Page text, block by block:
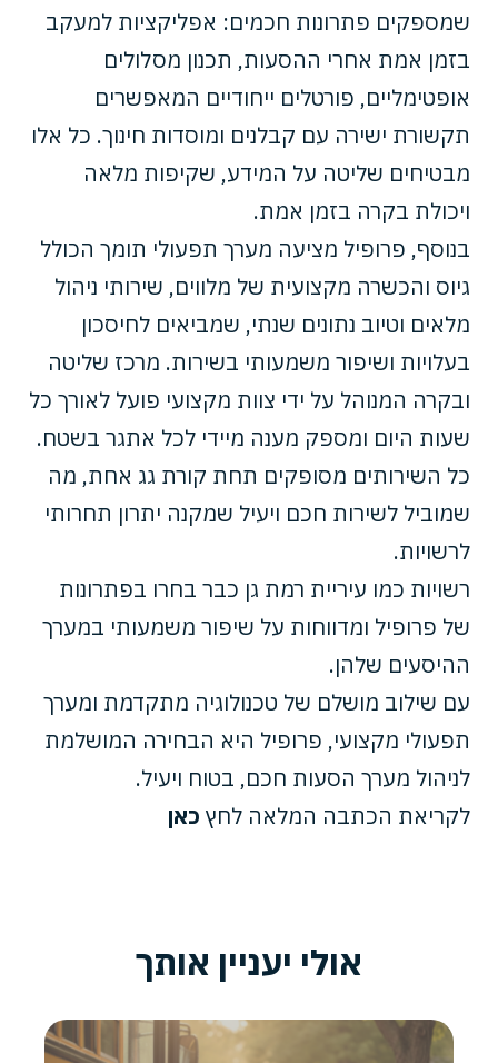
שמספקים פתרונות חכמים: אפליקציות למעקב
בזמן אמת אחרי ההסעות, תכנון מסלולים
אופטימליים, פורטלים ייחודיים המאפשרים
תקשורת ישירה עם קבלנים ומוסדות חינוך. כל אלו
מבטיחים שליטה על המידע, שקיפות מלאה
ויכולת בקרה בזמן אמת.
בנוסף, פרופיל מציעה מערך תפעולי תומך הכולל
גיוס והכשרה מקצועית של מלווים, שירותי ניהול
מלאים וטיוב נתונים שנתי, שמביאים לחיסכון
בעלויות ושיפור משמעותי בשירות. מרכז שליטה
ובקרה המנוהל על ידי צוות מקצועי פועל לאורך כל
שעות היום ומספק מענה מיידי לכל אתגר בשטח.
כל השירותים מסופקים תחת קורת גג אחת, מה
שמוביל לשירות חכם ויעיל שמקנה יתרון תחרותי
לרשויות.
רשויות כמו עיריית רמת גן כבר בחרו בפתרונות
של פרופיל ומדווחות על שיפור משמעותי במערך
ההיסעים שלהן.
עם שילוב מושלם של טכנולוגיה מתקדמת ומערך
תפעולי מקצועי, פרופיל היא הבחירה המושלמת
לניהול מערך הסעות חכם, בטוח ויעיל.
לקריאת הכתבה המלאה לחץ כאן
אולי יעניין אותך